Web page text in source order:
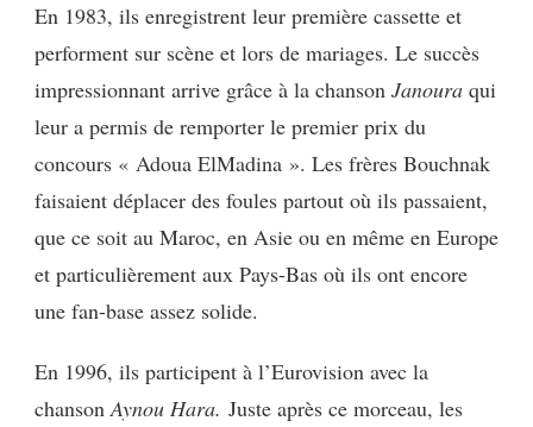
En 1983, ils enregistrent leur première cassette et
performent sur scène et lors de mariages. Le succès
impressionnant arrive grâce à la chanson Janoura qui
leur a permis de remporter le premier prix du
concours « Adoua ElMadina ». Les frères Bouchnak
faisaient déplacer des foules partout où ils passaient,
que ce soit au Maroc, en Asie ou en même en Europe
et particulièrement aux Pays-Bas où ils ont encore
une fan-base assez solide.
En 1996, ils participent à l’Eurovision avec la
chansonAynou Hara. Juste après ce morceau, les